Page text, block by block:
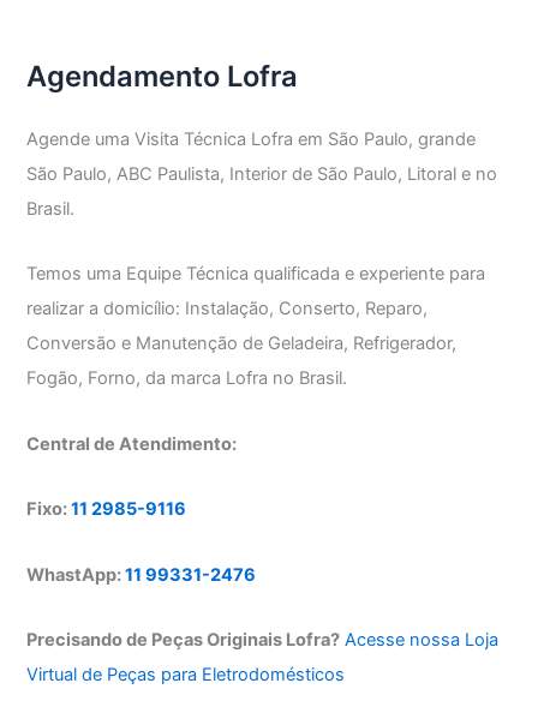
Agendamento Lofra
Agende uma Visita Técnica Lofra em São Paulo, grande
São Paulo, ABC Paulista, Interior de São Paulo, Litoral e no
Brasil.
Temos uma Equipe Técnica qualificada e experiente para
realizar a domicílio: Instalação, Conserto, Reparo,
Conversão e Manutenção de Geladeira, Refrigerador,
Fogão, Forno, da marca Lofra no Brasil.
Central de Atendimento:
Fixo:11 2985-9116
WhastApp:11 99331-2476
Precisando de Peças Originais Lofra? Acesse nossa Loja
Virtual de Peças para Eletrodomésticos